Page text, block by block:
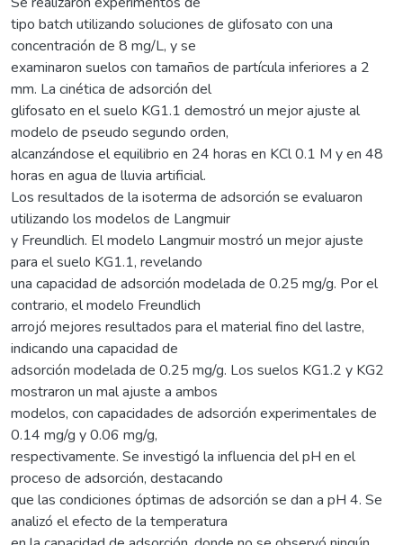
tipo batch utilizando soluciones de glifosato con una
concentración de 8 mg/L, y se
examinaron suelos con tamaños de partícula inferiores a 2
mm. La cinética de adsorción del
glifosato en el suelo KG1.1 demostró un mejor ajuste al
modelo de pseudo segundo orden,
alcanzándose el equilibrio en 24 horas en KCl 0.1 M y en 48
horas en agua de lluvia artificial.
Los resultados de la isoterma de adsorción se evaluaron
utilizando los modelos de Langmuir
y Freundlich. El modelo Langmuir mostró un mejor ajuste
para el suelo KG1.1, revelando
una capacidad de adsorción modelada de 0.25 mg/g. Por el
contrario, el modelo Freundlich
arrojó mejores resultados para el material fino del lastre,
indicando una capacidad de
adsorción modelada de 0.25 mg/g. Los suelos KG1.2 y KG2
mostraron un mal ajuste a ambos
modelos, con capacidades de adsorción experimentales de
0.14 mg/g y 0.06 mg/g,
respectivamente. Se investigó la influencia del pH en el
proceso de adsorción, destacando
que las condiciones óptimas de adsorción se dan a pH 4. Se
analizó el efecto de la temperatura